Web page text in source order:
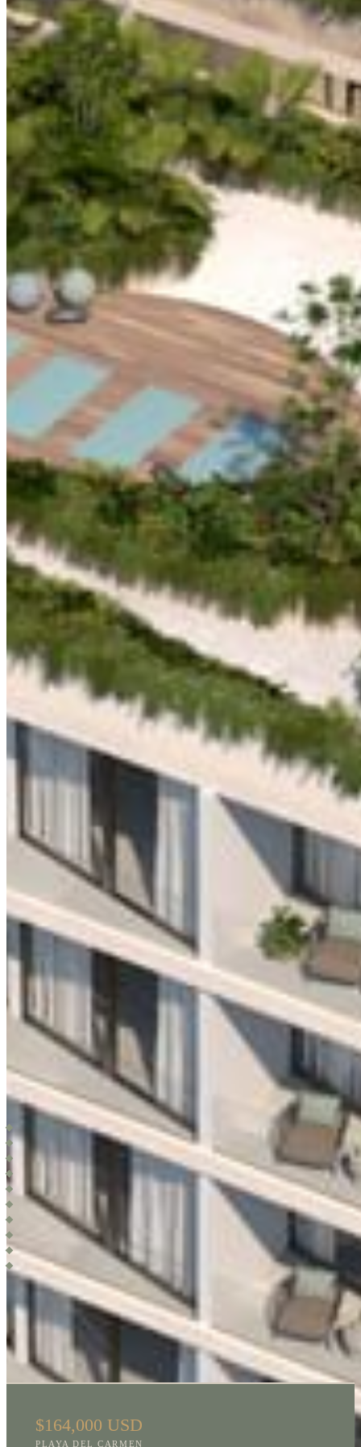
UBICACIÓN
DESCRIPCIÓN
The Landmark: Departamentos en el centro de Playa del
Carmen The Landmark no es simplemente una dirección;
es la máxima expresión de departamentos en el centro de
Playa del Carmen. Se trata de un estilo de vida sofisticado
y contemporáneo. Además, está ubicado en la Avenida 10,
a solo una calle de la Quinta Avenida.
GALERIE
ÉQUIPEMENTS
Sauna y Vapor
Área de Yoga
Alberca Infinity
Sky Lounge
Área de Grill y BBQ
Business Center
Lobby
Seguridad 24/7
Estacionamiento
LOCALISATION
$164,000 USD
PLAYA DEL CARMEN